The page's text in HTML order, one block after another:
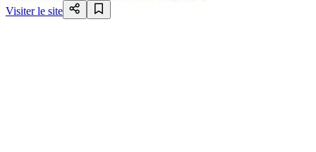
Visiter le site